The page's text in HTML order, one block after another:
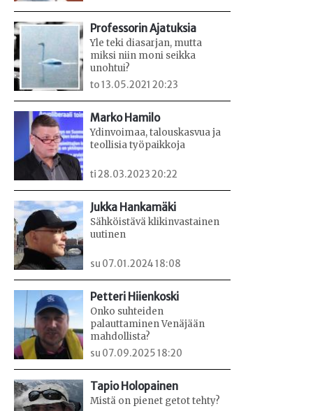
Professorin Ajatuksia
Yle teki diasarjan, mutta
miksi niin moni seikka
unohtui?
to 13.05.2021 20:23
Marko Hamilo
Ydinvoimaa, talouskasvua ja
teollisia työpaikkoja
ti 28.03.2023 20:22
Jukka Hankamäki
Sähköistävä klikinvastainen
uutinen
su 07.01.2024 18:08
Petteri Hiienkoski
Onko suhteiden
palauttaminen Venäjään
mahdollista?
su 07.09.2025 18:20
Tapio Holopainen
Mistä on pienet getot tehty?